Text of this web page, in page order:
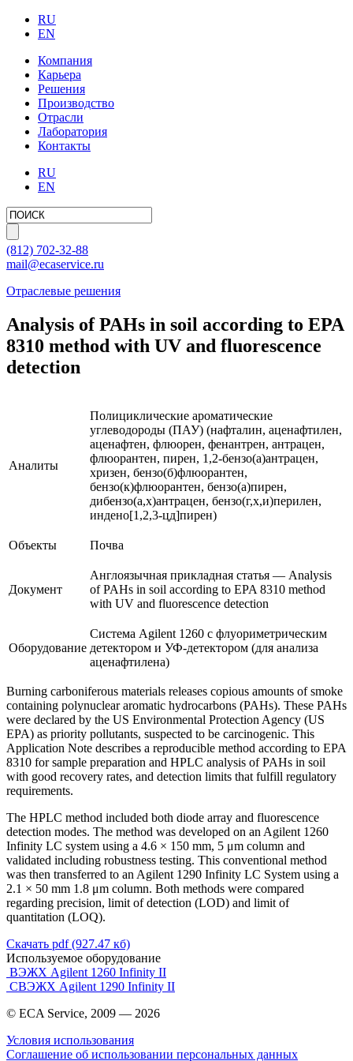
RU
EN
Компания
Карьера
Решения
Производство
Отрасли
Лаборатория
Контакты
RU
EN
(812) 702-32-88
mail@ecaservice.ru
Отраслевые решения
Analysis of PAHs in soil according to EPA
8310 method with UV and fluorescence
detection
Аналиты
Полициклические ароматические
углеводороды (ПАУ) (нафталин, аценафтилен,
аценафтен, флюорен, фенантрен, антрацен,
флюорантен, пирен, 1,2-бензо(а)антрацен,
хризен, бензо(б)флюорантен,
бензо(к)флюорантен, бензо(а)пирен,
дибензо(а,х)антрацен, бензо(г,х,и)перилен,
индено[1,2,3-цд]пирен)
Объекты Почва
Документ
Англоязычная прикладная статья — Analysis
of PAHs in soil according to EPA 8310 method
with UV and fluorescence detection
Оборудование
Система Agilent 1260 с флуориметрическим
детектором и УФ-детектором (для анализа
аценафтилена)
Burning carboniferous materials releases copious amounts of smoke
containing polynuclear aromatic hydrocarbons (PAHs). These PAHs
were declared by the US Environmental Protection Agency (US
EPA) as priority pollutants, suspected to be carcinogenic. This
Application Note describes a reproducible method according to EPA
8310 for sample preparation and HPLC analysis of PAHs in soil
with good recovery rates, and detection limits that fulfill regulatory
requirements.
The HPLC method included both diode array and fluorescence
detection modes. The method was developed on an Agilent 1260
Infinity LC system using a 4.6 × 150 mm, 5 μm column and
validated including robustness testing. This conventional method
was then transferred to an Agilent 1290 Infinity LC System using a
2.1 × 50 mm 1.8 μm column. Both methods were compared
regarding precision, limit of detection (LOD) and limit of
quantitation (LOQ).
Скачать pdf (927.47 кб)
Используемое оборудование
ВЭЖХ Agilent 1260 Infinity II
СВЭЖХ Agilent 1290 Infinity II
© ECA Service, 2009 — 2026
Условия использования
Соглашение об использовании персональных данных